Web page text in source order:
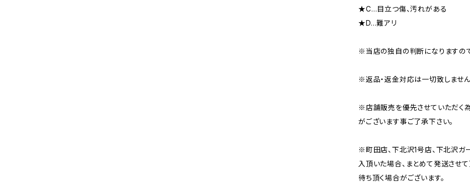
★C…目立つ傷、汚れがある
★D…難アリ
※当店の独自の判断になりますの
※返品・返金対応は一切致しません
※店舗販売を優先させていただく
がございます事ご了承下さい。
※町田店、下北沢1号店、下北沢ガ
入頂いた場合、まとめて発送させ
待ち頂く場合がございます。